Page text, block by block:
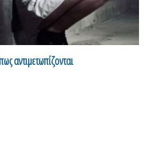
αντιμετωπίζονται